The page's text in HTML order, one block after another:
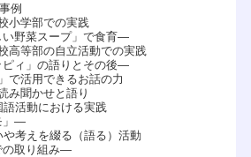
例
小学部での実践
野菜スープ」で食育―
等部の自立活動での実践
ィ」の語りとその後―
活用できるお話の力
聞かせと語り
活動における実践
」―
考えを綴る（語る）活動
取り組み―